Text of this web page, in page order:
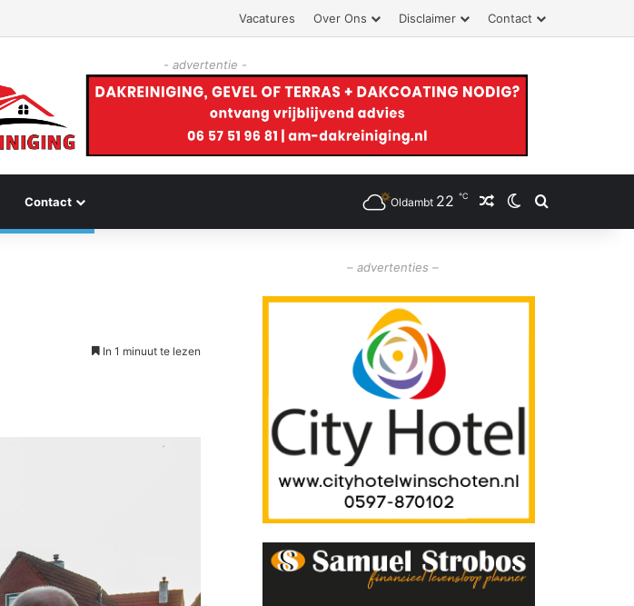
Vacatures Over Ons Disclaimer Contact
- advertentie -
Contact Oldambt 22 ℃ Willekeurig artikel
Switch skin
Zoeken
In 1 minuut te lezen
– advertenties –